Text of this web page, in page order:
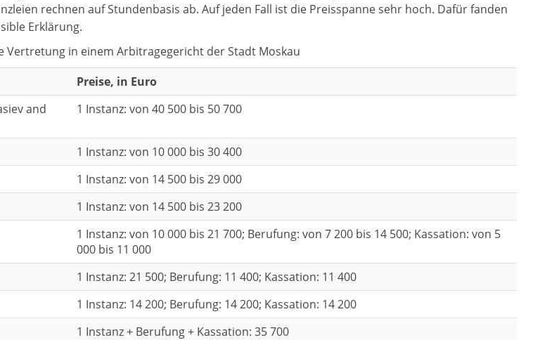
rechnen auf Stundenbasis ab. Auf jeden Fall ist die Preisspanne sehr hoch. Dafür fanden
Erklärung.
Vertretung in einem Arbitragegericht der Stadt Moskau
Preise, in Euro
and
1 Instanz: von 40 500 bis 50 700
1 Instanz: von 10 000 bis 30 400
1 Instanz: von 14 500 bis 29 000
1 Instanz: von 14 500 bis 23 200
1 Instanz: von 10 000 bis 21 700; Berufung: von 7 200 bis 14 500; Kassation: von 5
000 bis 11 000
1 Instanz: 21 500; Berufung: 11 400; Kassation: 11 400
1 Instanz: 14 200; Berufung: 14 200; Kassation: 14 200
1 Instanz + Berufung + Kassation: 35 700